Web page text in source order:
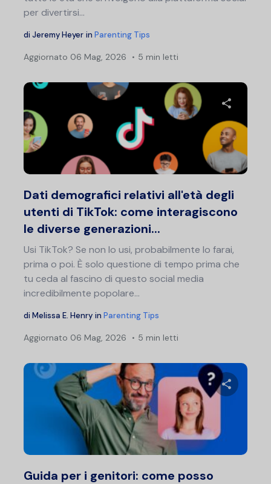
per divertirsi...
di Jeremy Heyer in Parenting Tips
Aggiornato 06 Mag, 2026 5 min letti
Condividi
Dati demografici relativi all'età degli
utenti di TikTok: come interagiscono
le diverse generazioni...
Usi TikTok? Se non lo usi, probabilmente lo farai,
prima o poi. È solo questione di tempo prima che
tu ceda al fascino di questo social media
incredibilmente popolare...
di Melissa E. Henry in Parenting Tips
Aggiornato 06 Mag, 2026 5 min letti
Guida per i genitori: come posso